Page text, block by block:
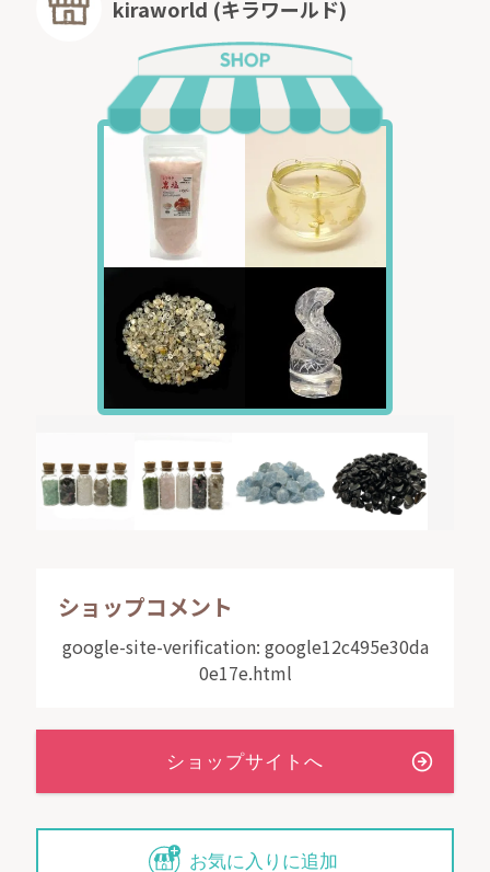
kiraworld (キラワールド)
ショップコメント
google-site-verification: google12c495e30da
0e17e.html
お気に入りに追加